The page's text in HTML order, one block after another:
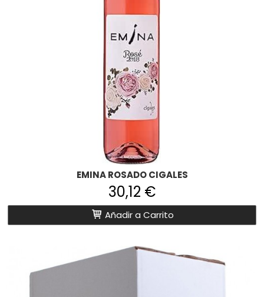
EMINA ROSADO CIGALES
30,12 €
Añadir a Carrito